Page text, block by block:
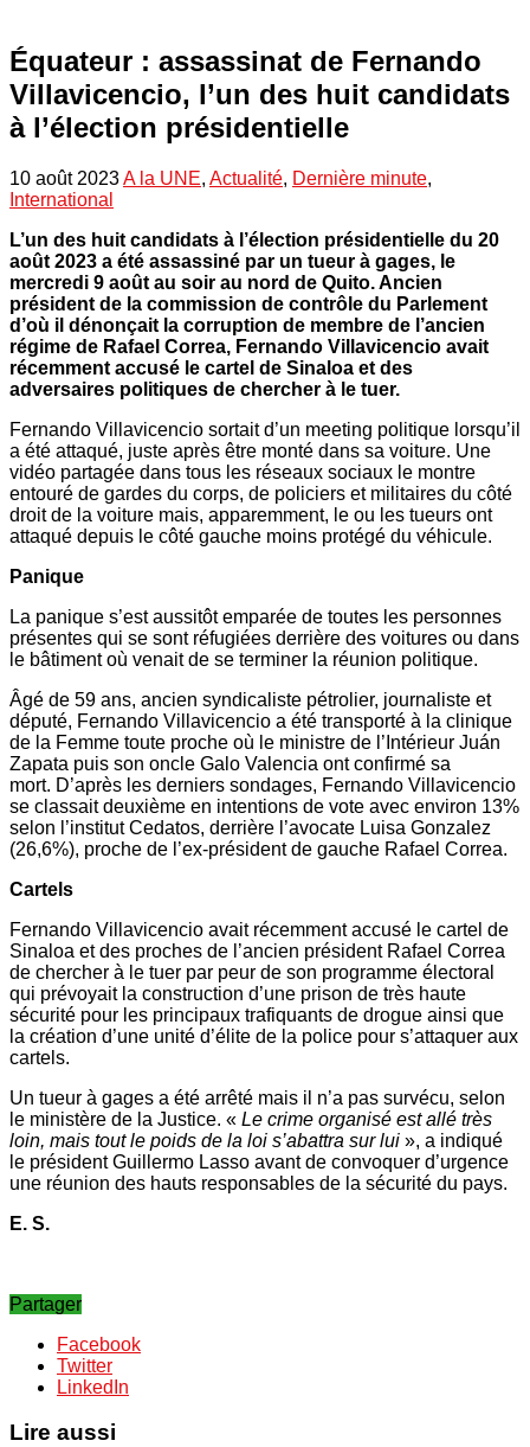
Équateur : assassinat de Fernando
Villavicencio, l’un des huit candidats
à l’élection présidentielle
10 août 2023A la UNE, Actualité, Dernière minute,
International
L’un des huit candidats à l’élection présidentielle du 20
août 2023 a été assassiné par un tueur à gages, le
mercredi 9 août au soir au nord de Quito. Ancien
président de la commission de contrôle du Parlement
d’où il dénonçait la corruption de membre de l’ancien
régime de Rafael Correa, Fernando Villavicencio avait
récemment accusé le cartel de Sinaloa et des
adversaires politiques de chercher à le tuer.
Fernando Villavicencio sortait d’un meeting politique lorsqu’il
a été attaqué, juste après être monté dans sa voiture. Une
vidéo partagée dans tous les réseaux sociaux le montre
entouré de gardes du corps, de policiers et militaires du côté
droit de la voiture mais, apparemment, le ou les tueurs ont
attaqué depuis le côté gauche moins protégé du véhicule.
Panique
La panique s’est aussitôt emparée de toutes les personnes
présentes qui se sont réfugiées derrière des voitures ou dans
le bâtiment où venait de se terminer la réunion politique.
Âgé de 59 ans, ancien syndicaliste pétrolier, journaliste et
député, Fernando Villavicencio a été transporté à la clinique
de la Femme toute proche où le ministre de l’Intérieur Juán
Zapata puis son oncle Galo Valencia ont confirmé sa
mort. D’après les derniers sondages, Fernando Villavicencio
se classait deuxième en intentions de vote avec environ 13%
selon l’institut Cedatos, derrière l’avocate Luisa Gonzalez
(26,6%), proche de l’ex-président de gauche Rafael Correa.
Cartels
Fernando Villavicencio avait récemment accusé le cartel de
Sinaloa et des proches de l’ancien président Rafael Correa
de chercher à le tuer par peur de son programme électoral
qui prévoyait la construction d’une prison de très haute
sécurité pour les principaux trafiquants de drogue ainsi que
la création d’une unité d’élite de la police pour s’attaquer aux
cartels.
Un tueur à gages a été arrêté mais il n’a pas survécu, selon
le ministère de la Justice. « Le crime organisé est allé très
loin, mais tout le poids de la loi s’abattra sur lui », a indiqué
le président Guillermo Lasso avant de convoquer d’urgence
une réunion des hauts responsables de la sécurité du pays.
E. S.
Partager
Facebook
Twitter
LinkedIn
Lire aussi